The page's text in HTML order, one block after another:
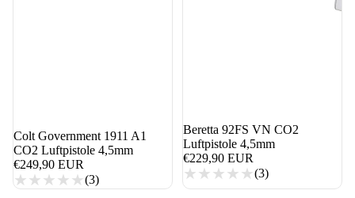
nicht auf Lager
Colt Government 1911 A1
CO2 Luftpistole 4,5mm
€249,90 EUR
(3)
nicht auf Lager
Beretta 92FS VN CO2
Luftpistole 4,5mm
€229,90 EUR
(3)